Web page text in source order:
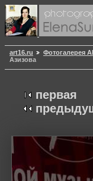
art16.ru Фотогалерея
Азизова
первая